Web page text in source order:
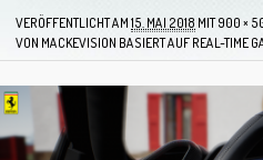
VERÖFFENTLICHT AM 15. MAI 2018 MIT900 ×
VON MACKEVISION BASIERT AUF REAL-TIME